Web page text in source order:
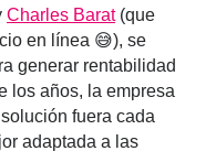
Charles Barat(que
en línea 😅), se
generar rentabilidad
los años, la empresa
fuera cada
adaptada a las